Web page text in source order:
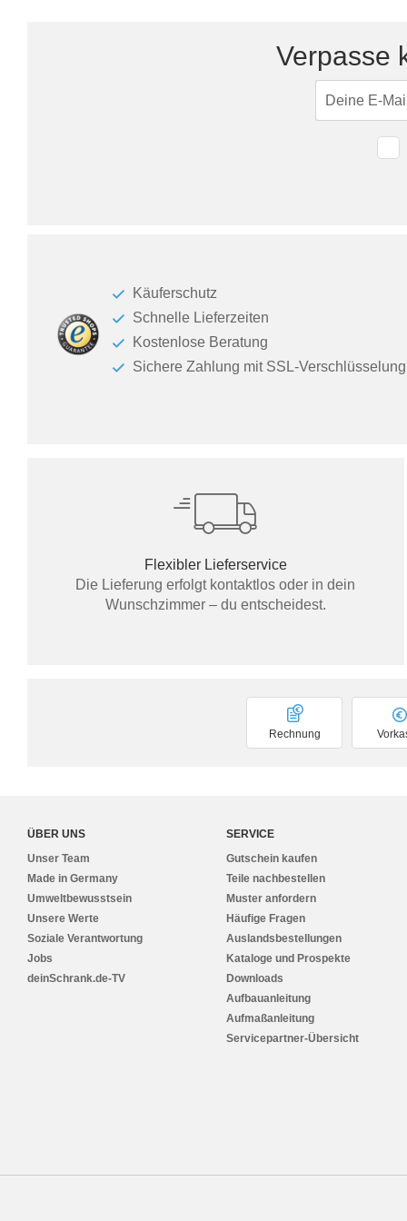
Verpasse
Käuferschutz
Schnelle Lieferzeiten
Kostenlose Beratung
Sichere Zahlung mit SSL-Verschlüsselung
Flexibler Lieferservice
Die Lieferung erfolgt kontaktlos oder in dein
Wunschzimmer – du entscheidest.
Rechnung
ÜBER UNS
Unser Team
Made in Germany
Umweltbewusstsein
Unsere Werte
Soziale Verantwortung
Jobs
deinSchrank.de-TV
SERVICE
Gutschein kaufen
Teile nachbestellen
Muster anfordern
Häufige Fragen
Auslandsbestellungen
Kataloge und Prospekte
Downloads
Aufbauanleitung
Aufmaßanleitung
Servicepartner-Übersicht